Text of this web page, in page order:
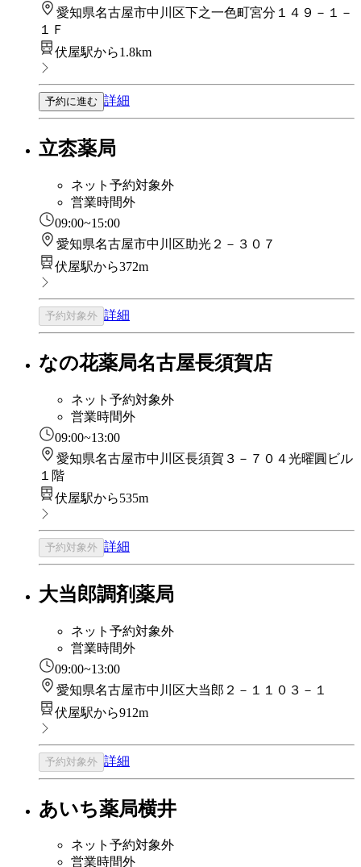
愛知県名古屋市中川区下之一色町宮分１４９－１－
１Ｆ
伏屋駅から1.8km
予約に進む 詳細
立枩薬局
ネット予約対象外
営業時間外
09:00~15:00
愛知県名古屋市中川区助光２－３０７
伏屋駅から372m
予約対象外 詳細
なの花薬局名古屋長須賀店
ネット予約対象外
営業時間外
09:00~13:00
愛知県名古屋市中川区長須賀３－７０４光曜圓ビル
１階
伏屋駅から535m
予約対象外 詳細
大当郎調剤薬局
ネット予約対象外
営業時間外
09:00~13:00
愛知県名古屋市中川区大当郎２－１１０３－１
伏屋駅から912m
予約対象外 詳細
あいち薬局横井
ネット予約対象外
営業時間外